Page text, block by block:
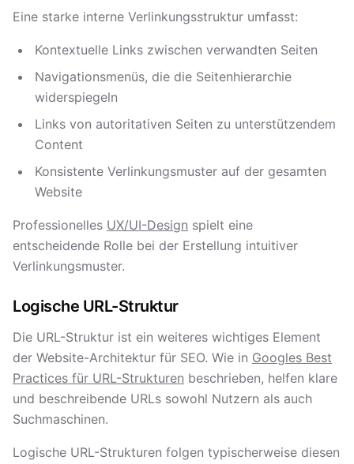
Eine starke interne Verlinkungsstruktur umfasst:
Kontextuelle Links zwischen verwandten Seiten
Navigationsmenüs, die die Seitenhierarchie
widerspiegeln
Links von autoritativen Seiten zu unterstützendem
Content
Konsistente Verlinkungsmuster auf der gesamten
Website
Professionelles UX/UI-Design spielt eine
entscheidende Rolle bei der Erstellung intuitiver
Verlinkungsmuster.
Logische URL-Struktur
Die URL-Struktur ist ein weiteres wichtiges Element
der Website-Architektur für SEO. Wie in Googles Best
Practices für URL-Strukturen beschrieben, helfen klare
und beschreibende URLs sowohl Nutzern als auch
Suchmaschinen.
Logische URL-Strukturen folgen typischerweise diesen